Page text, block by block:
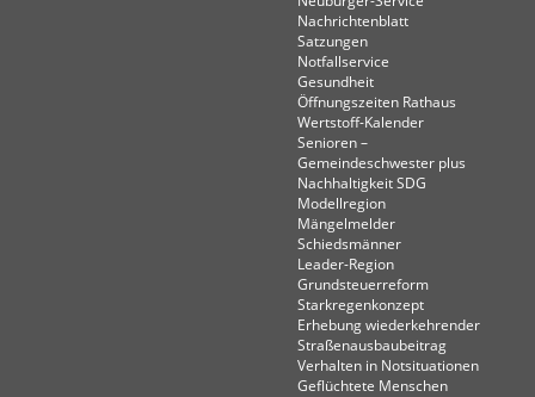
Nachrichtenblatt
Satzungen
Notfallservice
Gesundheit
Öffnungszeiten Rathaus
Wertstoff-Kalender
Senioren –
Gemeindeschwester plus
Nachhaltigkeit SDG
Modellregion
Mängelmelder
Schiedsmänner
Leader-Region
Grundsteuerreform
Starkregenkonzept
Erhebung wiederkehrender
Straßenausbaubeitrag
Verhalten in Not­situationen
Geflüchtete Menschen